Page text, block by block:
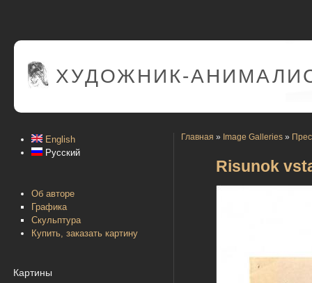
ХУДОЖНИК-
English
Русский
Об авторе
Графика
Скульптура
Купить, заказать картину
Картины
Главная » Image Galleries »
Risunok